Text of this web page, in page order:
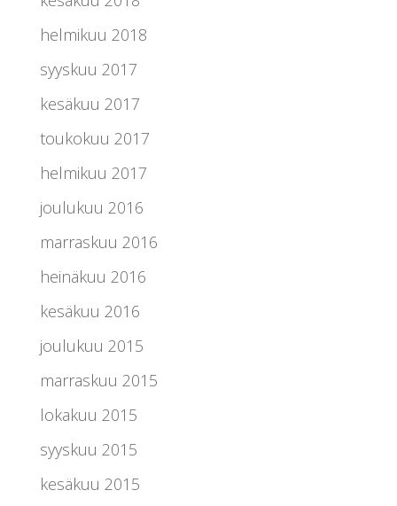
helmikuu 2018
syyskuu 2017
kesäkuu 2017
toukokuu 2017
helmikuu 2017
joulukuu 2016
marraskuu 2016
heinäkuu 2016
kesäkuu 2016
joulukuu 2015
marraskuu 2015
lokakuu 2015
syyskuu 2015
kesäkuu 2015